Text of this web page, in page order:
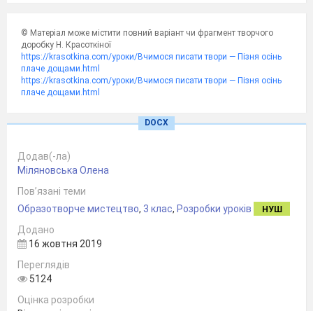
Для учня:папір, олівець, акварельні фарби,
серветки.
Хід уроку
І. Організація учнів до уроку.
Девіз уроку
Малювати вчуся вправно.
Маю фарби дуже гарні.
До уроку підготуюсь
і малюнком помилуюсь.
© Матеріал може містити повний варіант чи фрагмент творчого
доробку Н. Красоткіної
https://krasotkina.com/уроки/Вчимося писати твори — Пізня осінь
плаче дощами.html
https://krasotkina.com/уроки/Вчимося писати твори — Пізня осінь
плаче дощами.html
DOCX
Додав(-ла)
Міляновська Олена
Пов’язані теми
Образотворче мистецтво, 3 клас, Розробки уроків НУШ
Додано
16 жовтня 2019
Переглядів
5124
Оцінка розробки